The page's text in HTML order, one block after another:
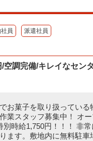
員 派遣社員
空調完備/キレイなセン
お菓子を取り扱っている
業スタッフ募集中！ オ
別時給1,750円！！！ 非
ます。敷地内に無料駐車